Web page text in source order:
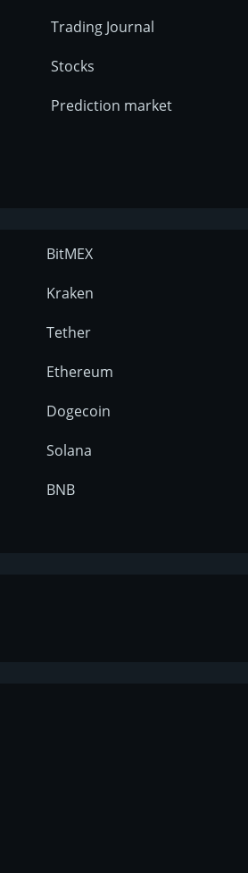
Trading Journal
Stocks
Prediction market
BitMEX
Kraken
Tether
Ethereum
Dogecoin
Solana
BNB